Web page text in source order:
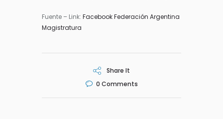
Fuente – Link: Facebook Federación Argentina
Magistratura
Share It
0 Comments